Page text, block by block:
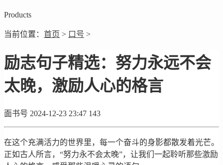
Products
当前位置： 首页 > 口号 >
励志句子精选：努力永远不会
太晚，激励人心的格言
面书号 2024-12-23 23:47 143
在这个充满活力的世界里，每一个奋斗的身影都散发着光芒。
正如古人所言，“努力永不会太晚”，让我们一起聆听那些激励